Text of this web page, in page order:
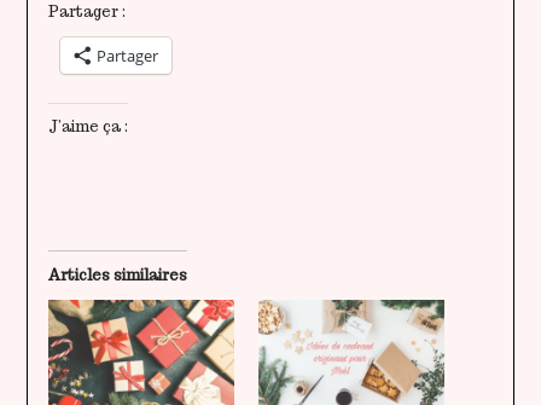
Partager :
Partager
J’aime ça :
Articles similaires